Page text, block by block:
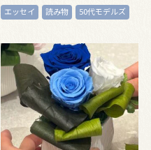
エッセイ 読み物 50代モデルズ